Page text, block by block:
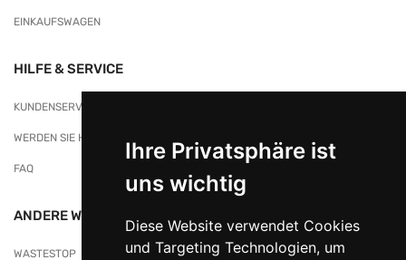
Ihre Privatsphäre ist
uns wichtig
Diese Website verwendet Cookies
und Targeting Technologien, um
EINKAUFSWAGEN
HILFE & SERVICE
KUNDENSERVICE
WERDEN SIE HÄNDLER/IN BEI NATURKORB
FAQ
ANDERE WEBSITES
WASTESTOP